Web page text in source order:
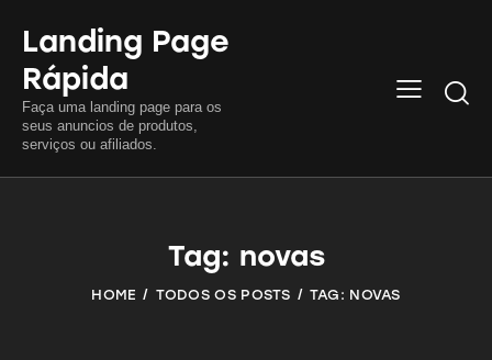
Landing Page
Rápida
Faça uma landing page para os
seus anuncios de produtos,
serviços ou afiliados.
Tag: novas
HOME TODOS OS POSTS TAG: NOVAS